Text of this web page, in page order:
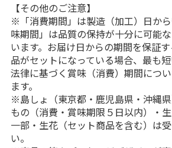
【その他のご注意】
※「消費期間」は製造（加工）日か
味期間」は品質の保持が十分に可能
います。お届け日からの期間を保証
品がセットになっている場合、最も
法律に基づく賞味（消費）期間につ
ます。
※島しょ（東京都・鹿児島県・沖縄
もの（消費・賞味期限５日以内）・
一部・生花（セット商品を含む）は
い。